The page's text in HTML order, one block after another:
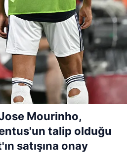
Mourinho,
talip olduğu
satışına onay